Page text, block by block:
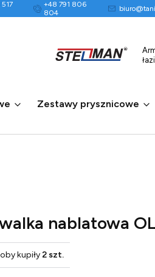
+48 791 806
804
w sklepie
Zestawy prysznicowe
nablatowa
kupiły2 szt.